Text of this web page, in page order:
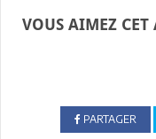
VOUS AIMEZ CET
PARTAGER